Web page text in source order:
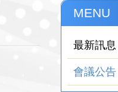
MENU
最新訊息
會議公告